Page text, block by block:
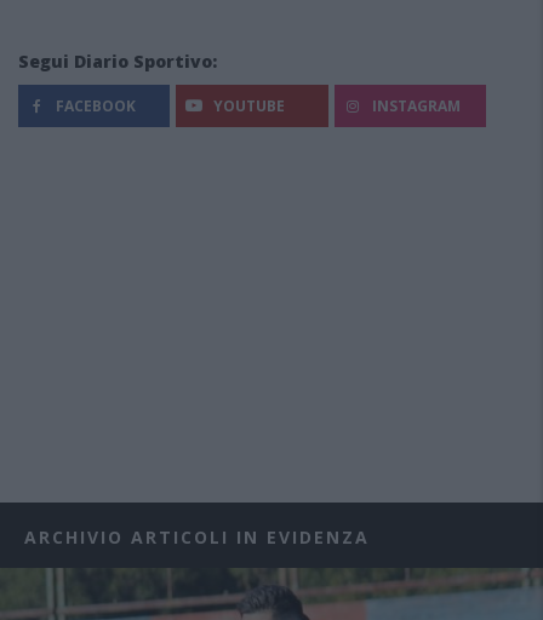
Segui Diario Sportivo:
FACEBOOK YOUTUBE INSTAGRAM
ARCHIVIO ARTICOLI IN EVIDENZA